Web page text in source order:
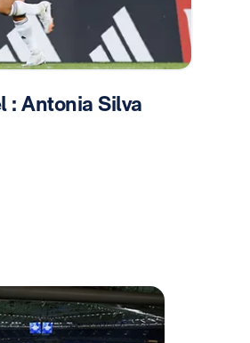
: Antonia Silva